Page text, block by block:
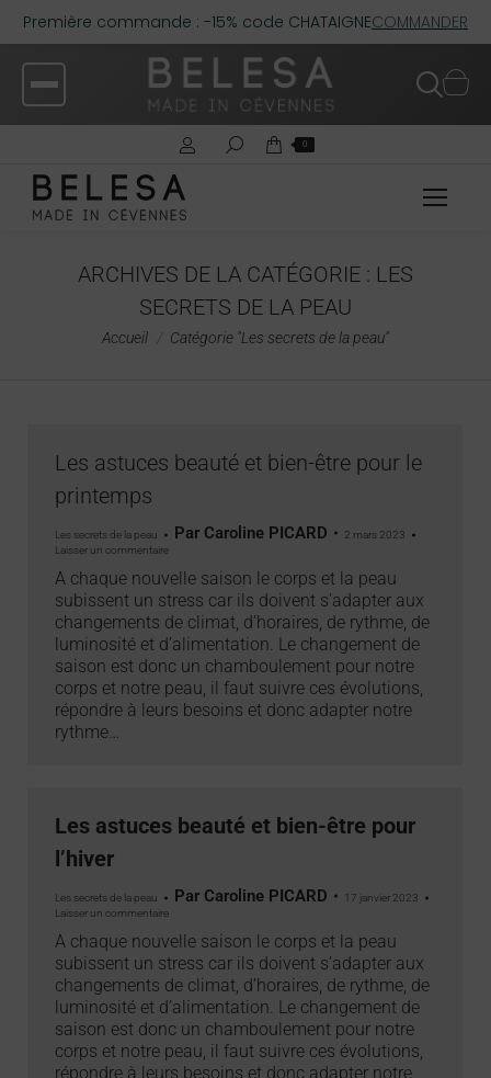
Première commande : -15% code CHATAIGNECOMMANDER
0
ARCHIVES DE LA CATÉGORIE : LES
SECRETS DE LA PEAU
Vous êtes ici :
Accueil Catégorie "Les secrets de la peau"
Les astuces beauté et bien-être pour le
printemps
Les secrets de la peau Par Caroline PICARD
2 mars 2023
Laisser un commentaire
A chaque nouvelle saison le corps et la peau
subissent un stress car ils doivent s’adapter aux
changements de climat, d’horaires, de rythme, de
luminosité et d’alimentation. Le changement de
saison est donc un chamboulement pour notre
corps et notre peau, il faut suivre ces évolutions,
répondre à leurs besoins et donc adapter notre
rythme…
Les astuces beauté et bien-être pour
l’hiver
Les secrets de la peau Par Caroline PICARD
17 janvier 2023
Laisser un commentaire
A chaque nouvelle saison le corps et la peau
subissent un stress car ils doivent s’adapter aux
changements de climat, d’horaires, de rythme, de
luminosité et d’alimentation. Le changement de
saison est donc un chamboulement pour notre
corps et notre peau, il faut suivre ces évolutions,
répondre à leurs besoins et donc adapter notre